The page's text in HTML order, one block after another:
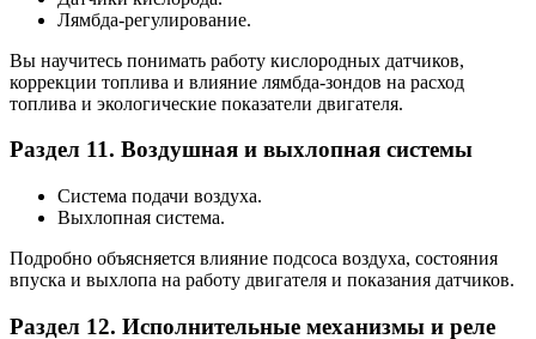
Лямбда-регулирование.
Вы научитесь понимать работу кислородных датчиков,
коррекции топлива и влияние лямбда-зондов на расход
топлива и экологические показатели двигателя.
Раздел 11. Воздушная и выхлопная системы
Система подачи воздуха.
Выхлопная система.
Подробно объясняется влияние подсоса воздуха, состояния
впуска и выхлопа на работу двигателя и показания датчиков.
Раздел 12. Исполнительные механизмы и реле